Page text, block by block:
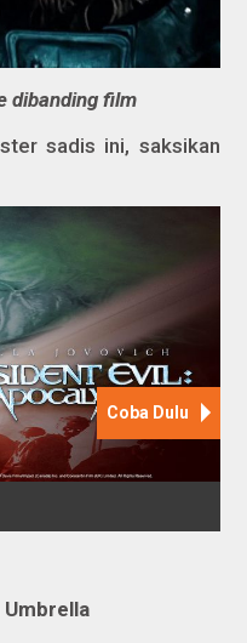
dibanding film
sadis ini, saksikan